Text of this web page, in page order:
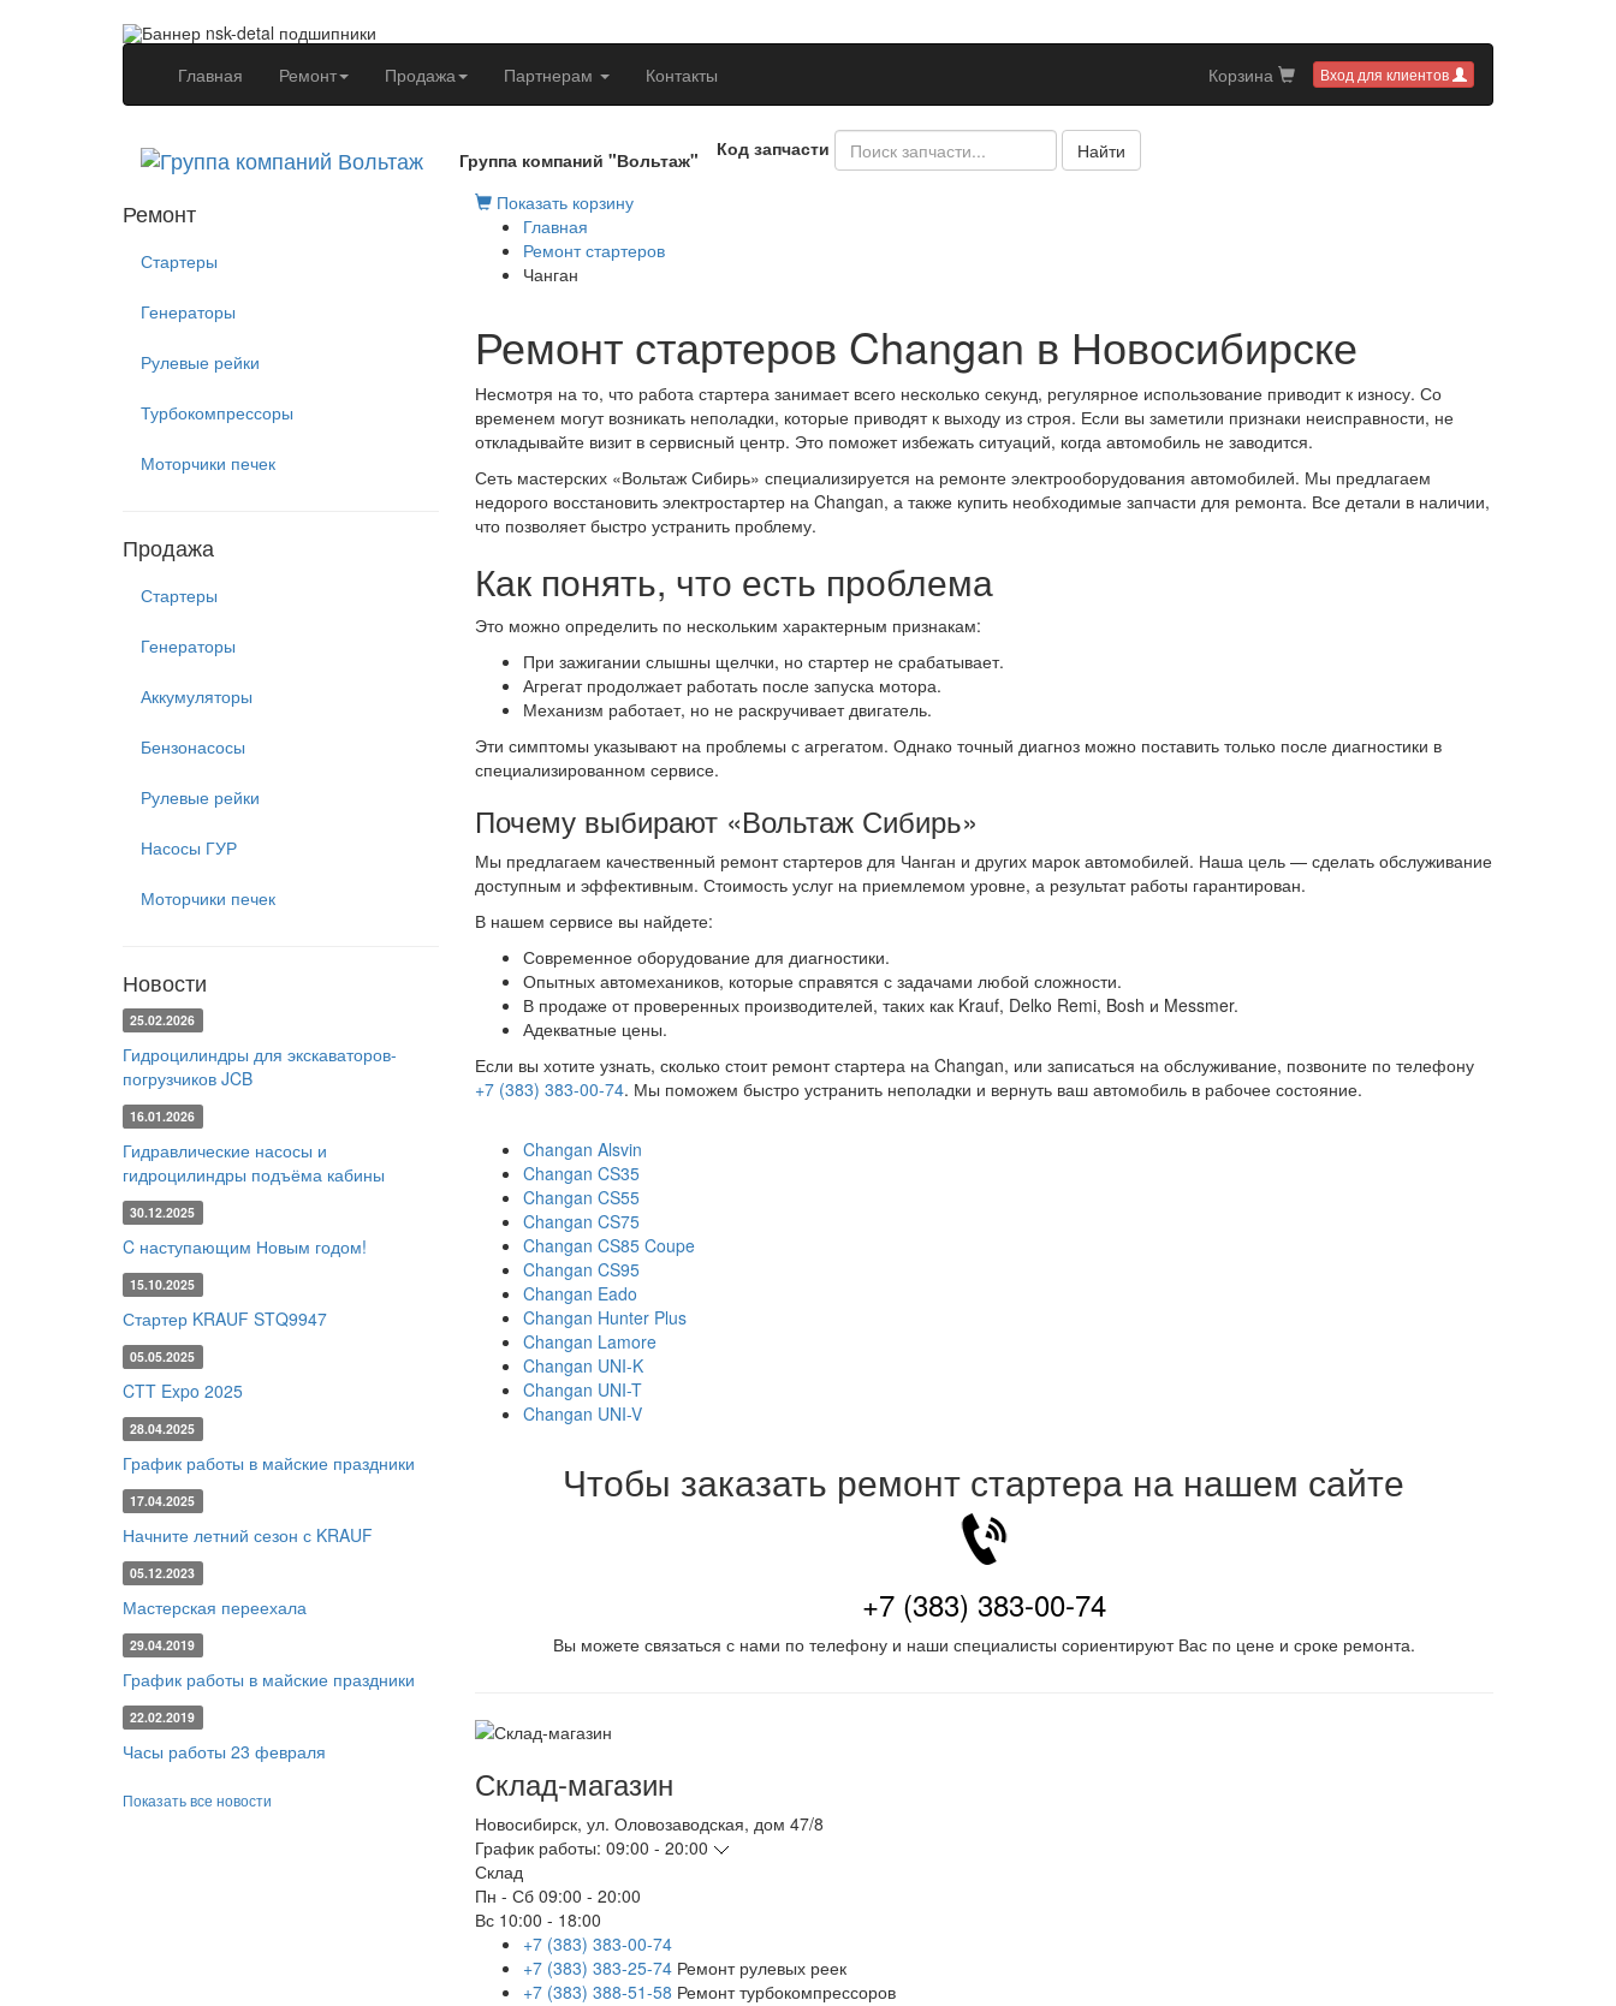
Главная (current)Ремонт Продажа Партнерам Контакты Вход для клиентов
Корзина
Группа компаний "Вольтаж"
Код запчасти Найти
Ремонт
Стартеры
Генераторы
Рулевые рейки
Турбокомпрессоры
Моторчики печек
Продажа
Стартеры
Генераторы
Аккумуляторы
Бензонасосы
Рулевые рейки
Насосы ГУР
Моторчики печек
Новости
25.02.2026
Гидроцилиндры для экскаваторов-
погрузчиков JCB
16.01.2026
Гидравлические насосы и
гидроцилиндры подъёма кабины
30.12.2025
C наступающим Новым годом!
15.10.2025
Стартер KRAUF STQ9947
05.05.2025
CTT Expo 2025
28.04.2025
График работы в майские праздники
17.04.2025
Начните летний сезон с KRAUF
05.12.2023
Мастерская переехала
29.04.2019
График работы в майские праздники
22.02.2019
Часы работы 23 февраля
Показать все новости
Показать корзину
Главная
Ремонт стартеров
Чанган
Ремонт стартеров Changan в Новосибирске
Несмотря на то, что работа стартера занимает всего несколько секунд, регулярное использование приводит к износу. Со
временем могут возникать неполадки, которые приводят к выходу из строя. Если вы заметили признаки неисправности, не
откладывайте визит в сервисный центр. Это поможет избежать ситуаций, когда автомобиль не заводится.
Сеть мастерских «Вольтаж Сибирь» специализируется на ремонте электрооборудования автомобилей. Мы предлагаем
недорого восстановить электростартер на Changan, а также купить необходимые запчасти для ремонта. Все детали в наличии,
что позволяет быстро устранить проблему.
Как понять, что есть проблема
Это можно определить по нескольким характерным признакам:
При зажигании слышны щелчки, но стартер не срабатывает.
Агрегат продолжает работать после запуска мотора.
Механизм работает, но не раскручивает двигатель.
Эти симптомы указывают на проблемы с агрегатом. Однако точный диагноз можно поставить только после диагностики в
специализированном сервисе.
Почему выбирают «Вольтаж Сибирь»
Мы предлагаем качественный ремонт стартеров для Чанган и других марок автомобилей. Наша цель — сделать обслуживание
доступным и эффективным. Стоимость услуг на приемлемом уровне, а результат работы гарантирован.
В нашем сервисе вы найдете:
Современное оборудование для диагностики.
Опытных автомехаников, которые справятся с задачами любой сложности.
В продаже от проверенных производителей, таких как Krauf, Delko Remi, Bosh и Messmer.
Адекватные цены.
Если вы хотите узнать, сколько стоит ремонт стартера на Changan, или записаться на обслуживание, позвоните по телефону
+7 (383) 383-00-74. Мы поможем быстро устранить неполадки и вернуть ваш автомобиль в рабочее состояние.
Changan Alsvin
Changan CS35
Changan CS55
Changan CS75
Changan CS85 Coupe
Changan CS95
Changan Eado
Changan Hunter Plus
Changan Lamore
Changan UNI-K
Changan UNI-T
Changan UNI-V
Чтобы заказать ремонт стартера на нашем сайте
+7 (383) 383-00-74
Вы можете связаться с нами по телефону и наши специалисты сориентируют Вас по цене и сроке ремонта.
Склад-магазин
Новосибирск, ул. Оловозаводская, дом 47/8
График работы: 09:00 - 20:00
Склад
Пн - Сб 09:00 - 20:00
Вс 10:00 - 18:00
+7 (383) 383-00-74
+7 (383) 383-25-74 Ремонт рулевых реек
+7 (383) 388-51-58 Ремонт турбокомпрессоров